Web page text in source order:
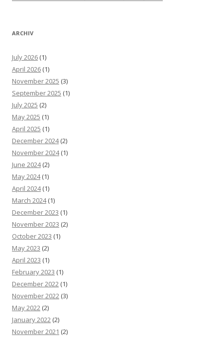
ARCHIV
July 2026 (1)
April 2026 (1)
November 2025 (3)
September 2025 (1)
July 2025 (2)
May 2025 (1)
April 2025 (1)
December 2024(2)
November 2024(1)
June 2024(2)
May 2024(1)
April 2024(1)
March 2024(1)
December 2023 (1)
November 2023 (2)
October 2023 (1)
May 2023 (2)
April 2023 (1)
February 2023 (1)
December 2022 (1)
November 2022 (3)
May 2022 (2)
January 2022 (2)
November 2021 (2)